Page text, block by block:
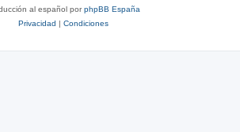
al español porphpBB España
Privacidad | Condiciones